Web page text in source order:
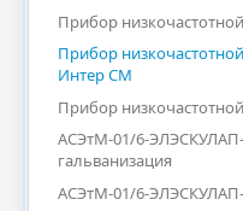
Прибор
Прибор
Интер СМ
Прибор
АСЭтМ-01/6-
гальванизация
АСЭтМ-01/6-